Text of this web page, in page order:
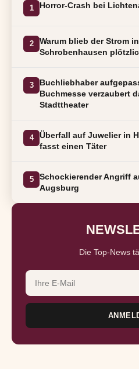
1 Horror-Crash bei
2
Warum blieb der Strom
Schrobenhausen
3
Buchliebhaber
Buchmesse verzaubert
Stadttheater
4
Überfall auf Juwelier in
fasst einen Täter
5
Schockierender Angriff
Augsburg
Die Top-News
E-Mail-Adresse